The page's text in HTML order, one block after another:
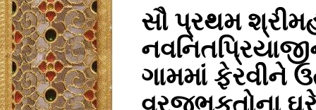
સૌ પ્રથમ
ગામમાં ફેરવીને
વ્રજભકતોના